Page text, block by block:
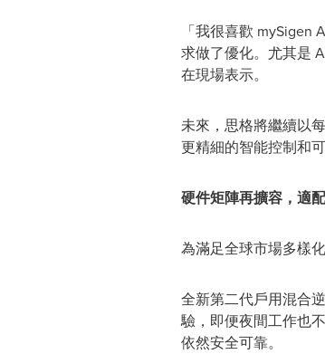
「我很喜歡
求做了優化。尤其是
在現場表示。
未來，思格將繼續以
更精細的智能控制和
硬件矩陣再擴容，適
為滿足全球市場多樣
全新第二代戶用混合
驗，即便夜間工作也
依然安全可靠。